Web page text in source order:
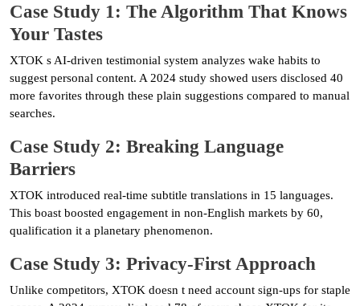
Case Study 1: The Algorithm That Knows
Your Tastes
XTOK s AI-driven testimonial system analyzes wake habits to
suggest personal content. A 2024 study showed users disclosed 40
more favorites through these plain suggestions compared to manual
searches.
Case Study 2: Breaking Language
Barriers
XTOK introduced real-time subtitle translations in 15 languages.
This boast boosted engagement in non-English markets by 60,
qualification it a planetary phenomenon.
Case Study 3: Privacy-First Approach
Unlike competitors, XTOK doesn t need account sign-ups for staple